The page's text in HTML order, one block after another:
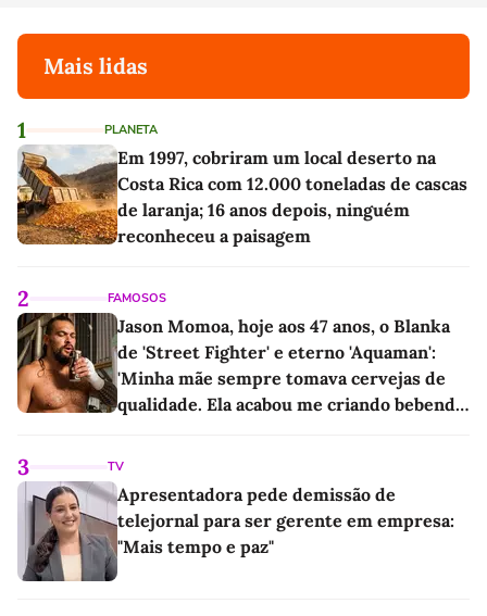
Mais lidas
1 PLANETA
Em 1997, cobriram um local deserto na
Costa Rica com 12.000 toneladas de cascas
de laranja; 16 anos depois, ninguém
reconheceu a paisagem
2 FAMOSOS
Jason Momoa, hoje aos 47 anos, o Blanka
de 'Street Fighter' e eterno 'Aquaman':
'Minha mãe sempre tomava cervejas de
qualidade. Ela acabou me criando bebendo
3 TV
Apresentadora pede demissão de
telejornal para ser gerente em empresa:
"Mais tempo e paz"